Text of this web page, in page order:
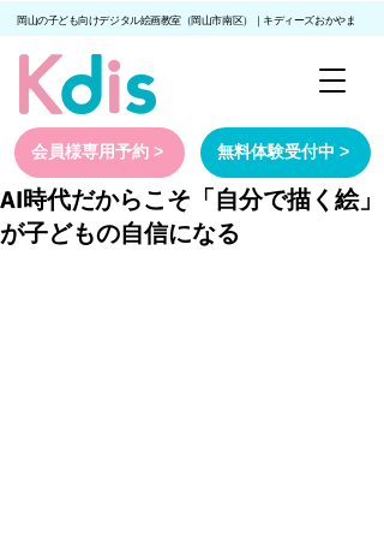
岡山の子ども向けデジタル絵画教室（岡山市南区）｜キディーズおかやま
会員様専用予約 > 無料体験受付中 >
AI時代だからこそ「自分で描く絵」
が子どもの自信になる